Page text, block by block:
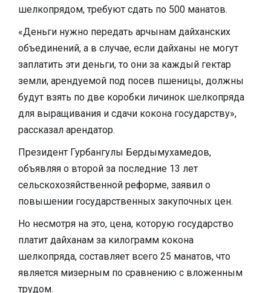
шелкопрядом, требуют сдать по 500 манатов.
«Деньги нужно передать арчынам дайханских
объединений, а в случае, если дайханы не могут
заплатить эти деньги, то они за каждый гектар
земли, арендуемой под посев пшеницы, должны
будут взять по две коробки личинок шелкопряда
для выращивания и сдачи кокона государству»,
рассказал арендатор.
Президент Гурбангулы Бердымухамедов,
объявляя о второй за последние 13 лет
сельскохозяйственной реформе, заявил о
повышении государственных закупочных цен.
Но несмотря на это, цена, которую государство
платит дайханам за килограмм кокона
шелкопряда, составляет всего 25 манатов, что
является мизерным по сравнению с вложенным
трудом.